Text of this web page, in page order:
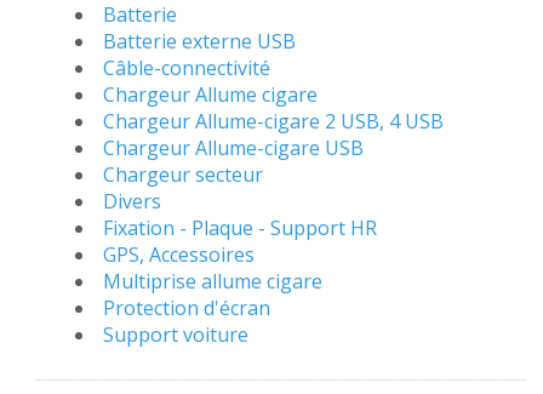
Batterie
Batterie externe USB
Câble-connectivité
Chargeur Allume cigare
Chargeur Allume-cigare 2 USB, 4 USB
Chargeur Allume-cigare USB
Chargeur secteur
Divers
Fixation - Plaque - Support HR
GPS, Accessoires
Multiprise allume cigare
Protection d'écran
Support voiture